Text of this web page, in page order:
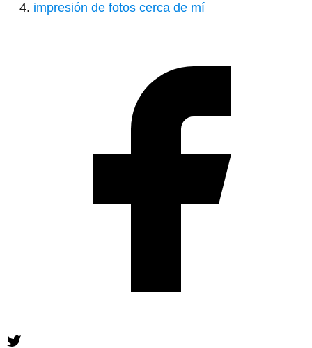
impresión de fotos cerca de mí